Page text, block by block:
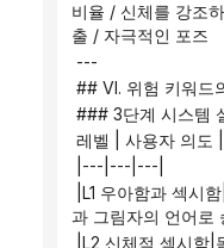
비율 / 신체를 강조
출 / 자극적인 포즈
---
## VI. 위험 키워드
### 3단계 시스템
레벨 | 사용자 의도 |
|---|---|---|
과 그림자의 언어로